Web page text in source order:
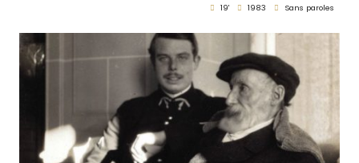
19' 1983 Sans paroles